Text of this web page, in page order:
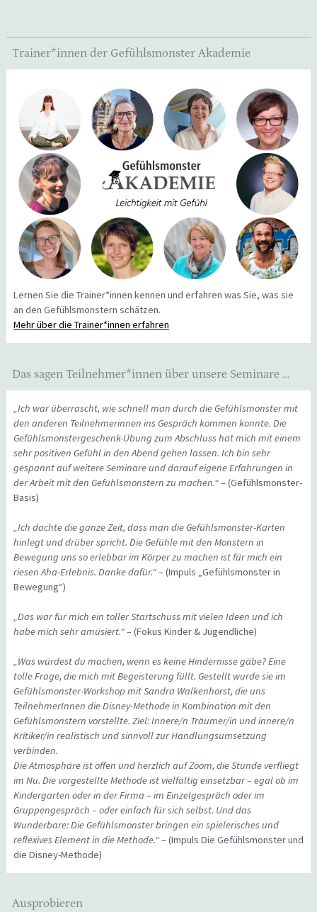
Trainer*innen der Gefühlsmonster Akademie
Lernen Sie die Trainer*innen kennen und erfahren was Sie, was sie
an den Gefühlsmonstern schätzen.
Mehr über die Trainer*innen erfahren
Das sagen Teilnehmer*innen über unsere Seminare …
„Ich war überrascht, wie schnell man durch die Gefühlsmonster mit
den anderen Teilnehmerinnen ins Gespräch kommen konnte. Die
Gefühlsmonstergeschenk-Übung zum Abschluss hat mich mit einem
sehr positiven Gefühl in den Abend gehen lassen. Ich bin sehr
gespannt auf weitere Seminare und darauf eigene Erfahrungen in
der Arbeit mit den Gefühlsmonstern zu machen.“– (Gefühlsmonster-
Basis)
„Ich dachte die ganze Zeit, dass man die Gefühlsmonster-Karten
hinlegt und drüber spricht. Die Gefühle mit den Monstern in
Bewegung uns so erlebbar im Körper zu machen ist für mich ein
riesen Aha-Erlebnis. Danke dafür.“– (Impuls „Gefühlsmonster in
Bewegung“)
„Das war für mich ein toller Startschuss mit vielen Ideen und ich
habe mich sehr amüsiert.“ – (Fokus Kinder & Jugendliche)
„Was würdest du machen, wenn es keine Hindernisse gäbe? Eine
tolle Frage, die mich mit Begeisterung füllt. Gestellt wurde sie im
Gefühlsmonster-Workshop mit Sandra Walkenhorst, die uns
TeilnehmerInnen die Disney-Methode in Kombination mit den
Gefühlsmonstern vorstellte. Ziel: Innere/n Träumer/in und innere/n
Kritiker/in realistisch und sinnvoll zur Handlungsumsetzung
verbinden.
Die Atmosphäre ist offen und herzlich auf Zoom, die Stunde verfliegt
im Nu. Die vorgestellte Methode ist vielfältig einsetzbar – egal ob im
Kindergarten oder in der Firma – im Einzelgespräch oder im
Gruppengespräch – oder einfach für sich selbst. Und das
Wunderbare: Die Gefühlsmonster bringen ein spielerisches und
reflexives Element in die Methode.“– (Impuls Die Gefühlsmonster und
die Disney-Methode)
Ausprobieren